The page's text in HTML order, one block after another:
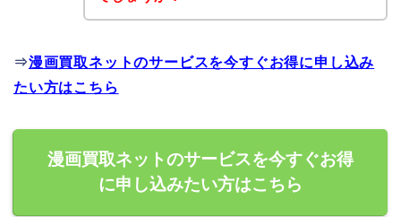
⇒漫画買取ネットのサービスを今すぐお得に申し込み
たい方はこちら
漫画買取ネットのサービスを今すぐお得
に申し込みたい方はこちら